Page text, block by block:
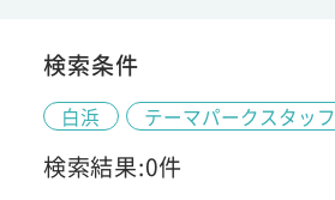
検索条件
白浜 テーマパークスタッフ
検索結果:0件